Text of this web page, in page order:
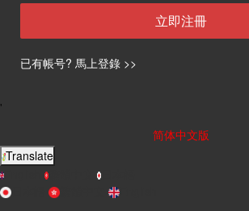
立即注冊
已有帳号? 馬上登錄 >>
'
简体中文版
Translate